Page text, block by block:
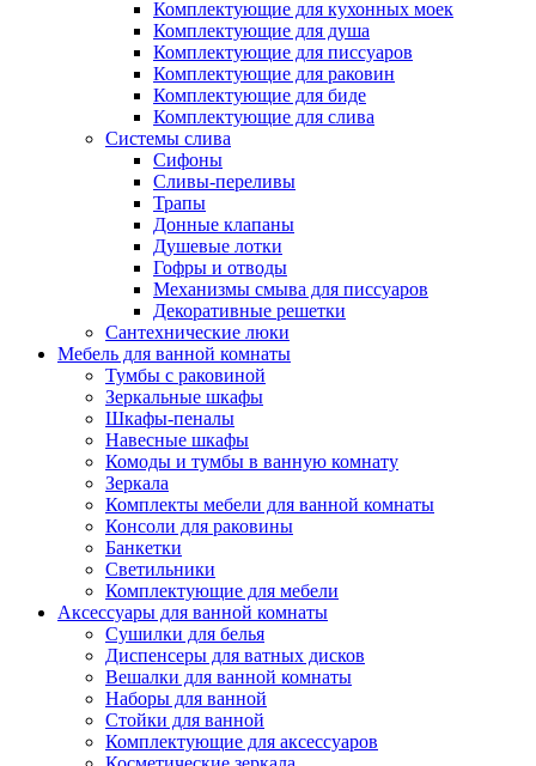
Комплектующие для кухонных моек
Комплектующие для душа
Комплектующие для писсуаров
Комплектующие для раковин
Комплектующие для биде
Комплектующие для слива
Системы слива
Сифоны
Сливы-переливы
Трапы
Донные клапаны
Душевые лотки
Гофры и отводы
Механизмы смыва для писсуаров
Декоративные решетки
Сантехнические люки
Мебель для ванной комнаты
Тумбы с раковиной
Зеркальные шкафы
Шкафы-пеналы
Навесные шкафы
Комоды и тумбы в ванную комнату
Зеркала
Комплекты мебели для ванной комнаты
Консоли для раковины
Банкетки
Светильники
Комплектующие для мебели
Аксессуары для ванной комнаты
Сушилки для белья
Диспенсеры для ватных дисков
Вешалки для ванной комнаты
Наборы для ванной
Стойки для ванной
Комплектующие для аксессуаров